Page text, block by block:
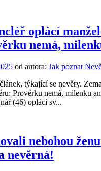
oplácí
nemá,
od autora: Jak poznat
týkající se nevěry.
Prověrku nemá, milenku
(46) oplácí sv...
nebohou
nevěrná!